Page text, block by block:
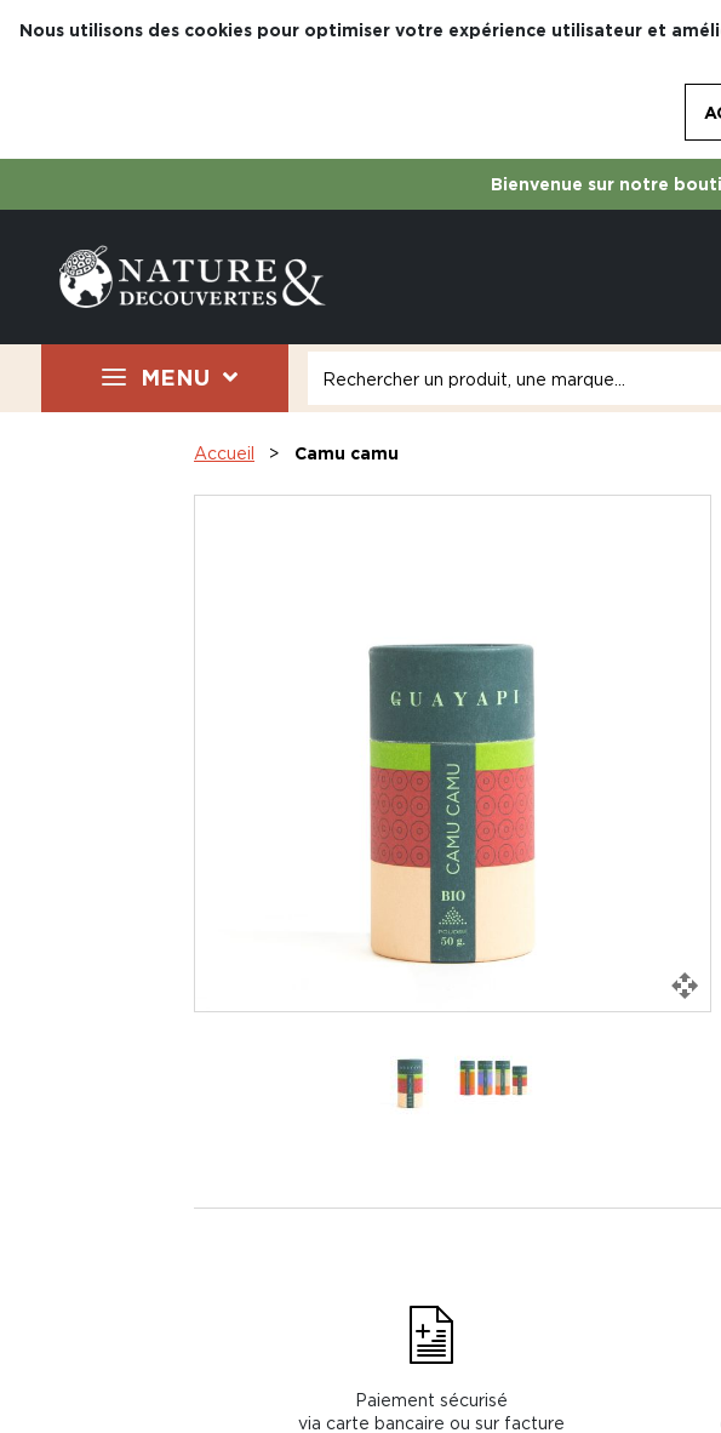
Nous utilisons des cookies pour optimiser votre expérience utilisateur et
Bienvenue sur notre
MENU
Accueil Camu camu
Paiement sécurisé
via carte bancaire ou sur facture